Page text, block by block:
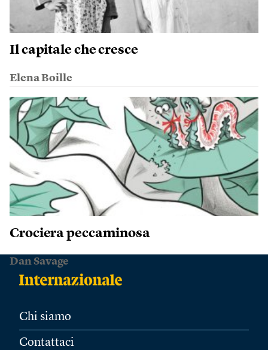
Il capitale che cresce
Elena Boille
Crociera peccaminosa
Dan Savage
Chi siamo
Contattaci